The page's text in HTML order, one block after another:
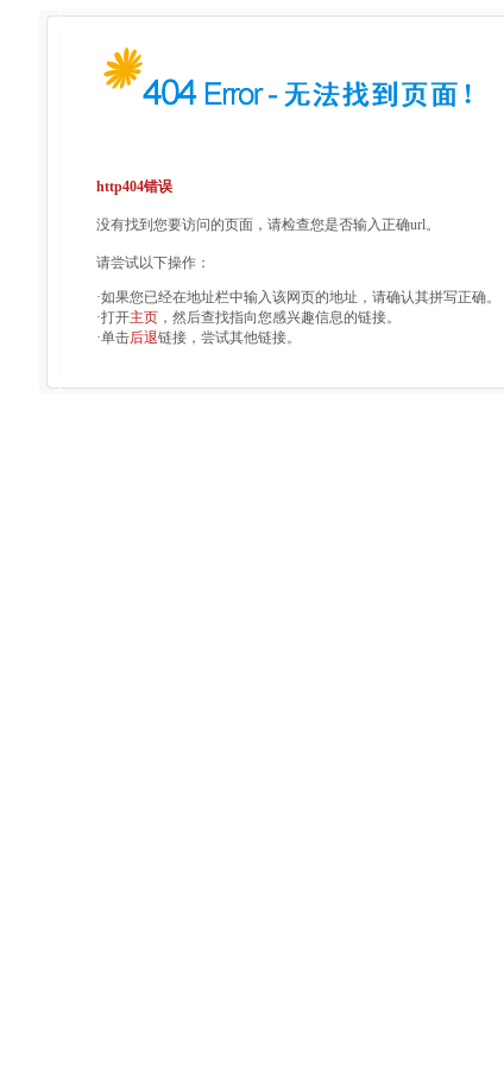
http404错误
没有找到您要访问的页面，请检查您是否输入正确url。
请尝试以下操作：
·如果您已经在地址栏中输入该网页的地址，请确认其拼写正确。
·打开主页 ，然后查找指向您感兴趣信息的链接。
·单击后退链接，尝试其他链接。